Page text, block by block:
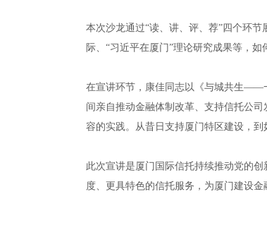
本次沙龙通过“读、讲、评、荐”四个环
际、“习近平在厦门”理论研究成果等，
在宣讲环节，康佳同志以《与城共生——
间亲自推动金融体制改革、支持信托公
容的实践。从昔日支持厦门特区建设，到
此次宣讲是厦门国际信托持续推动党的
度、更具特色的信托服务，为厦门建设